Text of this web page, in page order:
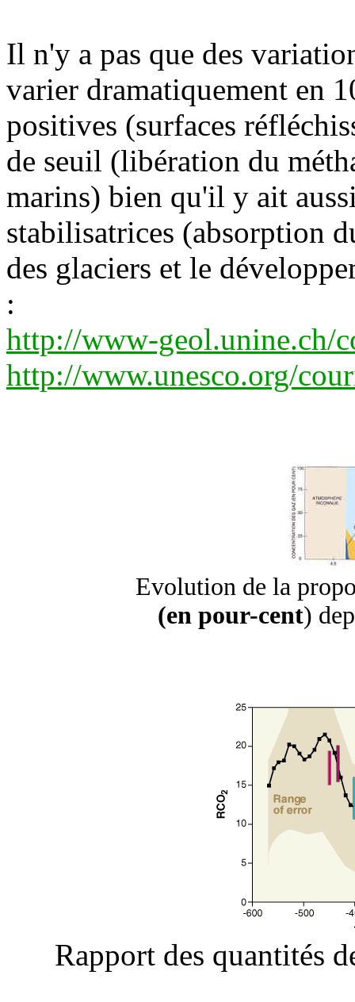
Il n'y a pas que des
varier dramatiquement en
positives (surfaces
de seuil (libération du
marins) bien qu'il y ait
stabilisatrices (absorption
des glaciers et le
:
http://www-geol.unine.ch/
http://www.unesco.org/
Evolution de la
(en pour-cent)
Rapport des quantités